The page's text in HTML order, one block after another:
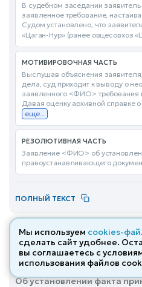
В судебном заседании
заявленное требование,
Судом установлено, что
«Цаган-Нур» (ранее овцесовхоз
МОТИВИРОВОЧНАЯ ЧАСТЬ
Выслушав объяснения
дела, суд приходит к выводу о
заявленного <ФИО>
Давая оценку архивной справке
еще...
РЕЗОЛЮТИВНАЯ ЧАСТЬ
Заявление <ФИО> об
правоустанавливающего
ПОЛНЫЙ ТЕКСТ
Решение по делу № 2-
Гражданское Удовлетворено
Сунженский районный суд
Об установлении факта
Мы используем cookies-
сделать сайт удобнее.
вы соглашаетесь с
использования файлов